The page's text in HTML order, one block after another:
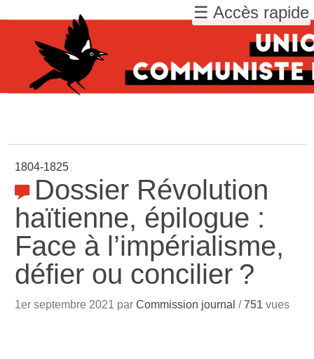
1804-1825
Dossier Révolution
haïtienne, épilogue :
Face à l’impérialisme,
défier ou concilier ?
1er septembre 2021 parCommission journal /751 vues
☰ Accès rapide